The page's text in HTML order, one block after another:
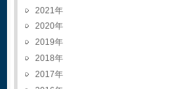
2021
2020
2019
2018
2017